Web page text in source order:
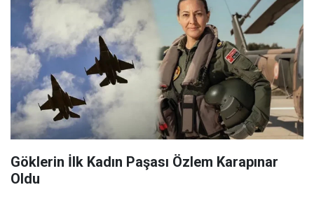
Göklerin İlk Kadın Paşası Özlem Karapınar
Oldu